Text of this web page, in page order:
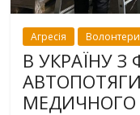
Агресія Волонтери
В УКРАЇНУ З
МЕДИЧНОГО